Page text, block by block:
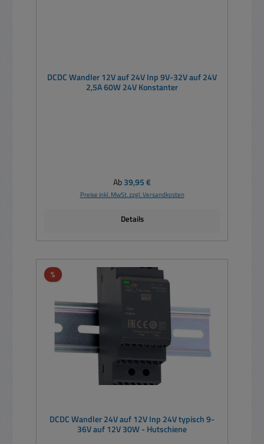
DCDC Wandler 12V auf 24V Inp 9V-32V auf 24V
2,5A 60W 24V Konstanter
Regulärer Preis:
Ab39,95 €
Preise inkl. MwSt. zzgl. Versandkosten
Details
%Rabatt
DCDC Wandler 24V auf 12V Inp 24V typisch 9-
36V auf 12V 30W - Hutschiene